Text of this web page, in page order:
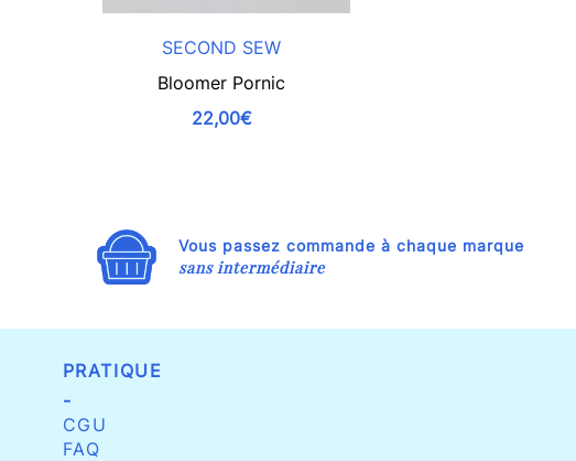
SECOND SEW
Bloomer Pornic
22,00€
Vous passez commande à chaque marque
sans intermédiaire
PRATIQUE
-
CGU
FAQ